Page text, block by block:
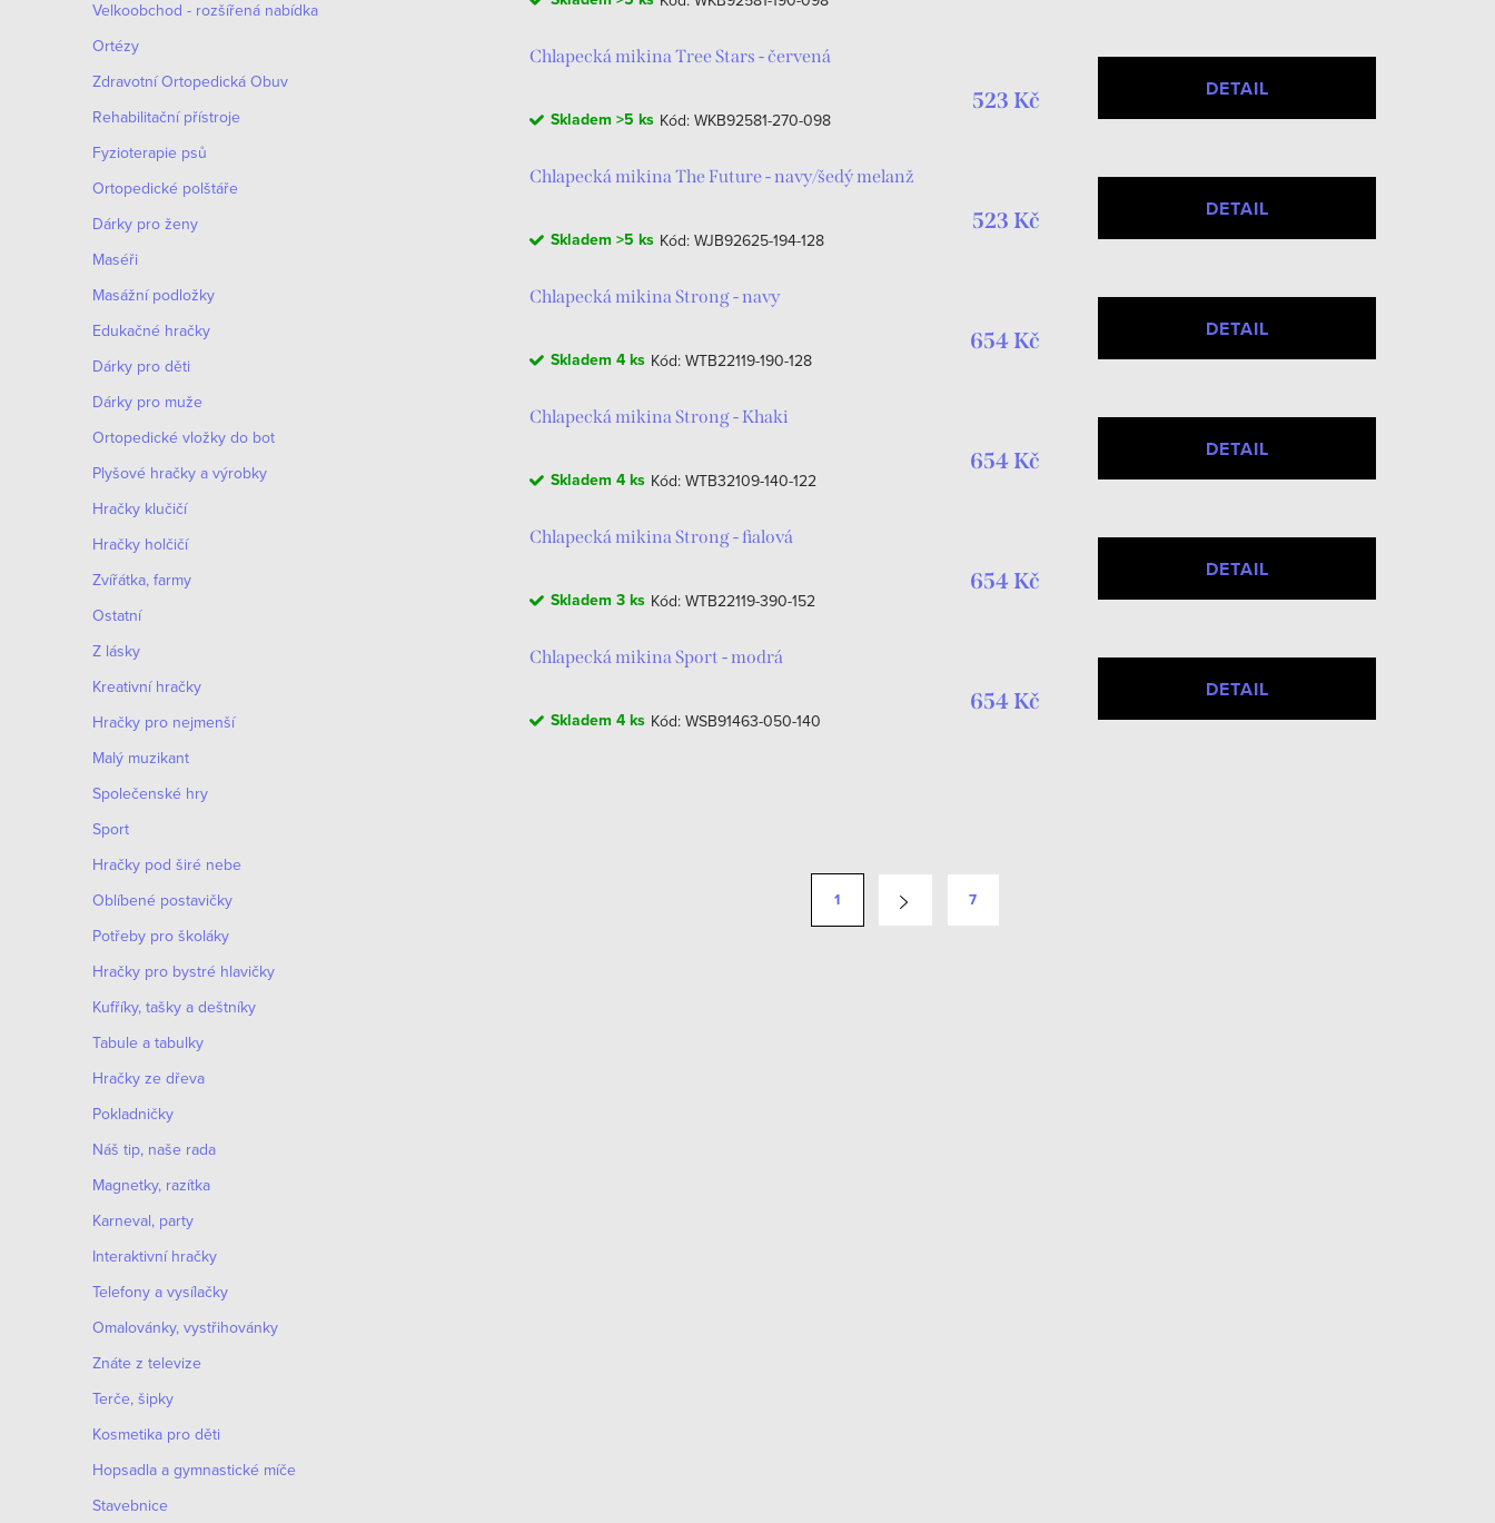
Velkoobchod - rozšířená nabídka
Ortézy
Zdravotní Ortopedická Obuv
Rehabilitační přístroje
Fyzioterapie psů
Ortopedické polštáře
Dárky pro ženy
Maséři
Masážní podložky
Edukačné hračky
Dárky pro děti
Dárky pro muže
Оrtopedické vložky do bot
Plyšové hračky a výrobky
Hračky klučičí
Hračky holčičí
Zvířátka, farmy
Ostatní
Z lásky
Kreativní hračky
Hračky pro nejmenší
Malý muzikant
Společenské hry
Sport
Hračky pod širé nebe
Oblíbené postavičky
Potřeby pro školáky
Hračky pro bystré hlavičky
Kufříky, tašky a deštníky
Tabule a tabulky
Hračky ze dřeva
Pokladničky
Náš tip, naše rada
Magnetky, razítka
Karneval, party
Interaktivní hračky
Telefony a vysílačky
Omalovánky, vystřihovánky
Znáte z televize
Terče, šipky
Kosmetika pro děti
Hopsadla a gymnastické míče
Stavebnice
Chlapecká mikina Tree Stars - červená
Skladem >5 ks Kód: WKB92581-270-098
523 Kč DETAIL
Chlapecká mikina The Future - navy/šedý melanž
Skladem >5 ks Kód: WJB92625-194-128
523 Kč DETAIL
Chlapecká mikina Strong - navy
Skladem 4 ks Kód: WTB22119-190-128
654 Kč DETAIL
Chlapecká mikina Strong - Khaki
Skladem 4 ks Kód: WTB32109-140-122
654 Kč DETAIL
Chlapecká mikina Strong - fialová
Skladem 3 ks Kód: WTB22119-390-152
654 Kč DETAIL
Chlapecká mikina Sport - modrá
Skladem 4 ks Kód: WSB91463-050-140
654 Kč DETAIL
1 7